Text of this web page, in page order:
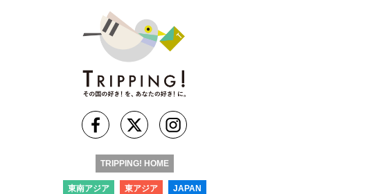
TRIPPING! HOME
東南アジア 東アジア JAPAN